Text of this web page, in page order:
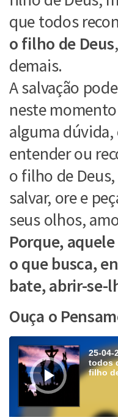
que todos
o filho de Deus
demais.
A salvação
neste
alguma dúvida,
entender ou
o filho de
salvar, ore e
seus olhos,
Porque,
o que busca,
bate, abrir-se-
Ouça o
Tocador
áudio
25-04-
todos
filho